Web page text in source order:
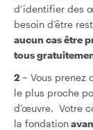
d’identifier des
besoin d’être
aucun cas être
tous
2 – Vous prenez
le plus proche
d’œuvre. Votre
la fondation